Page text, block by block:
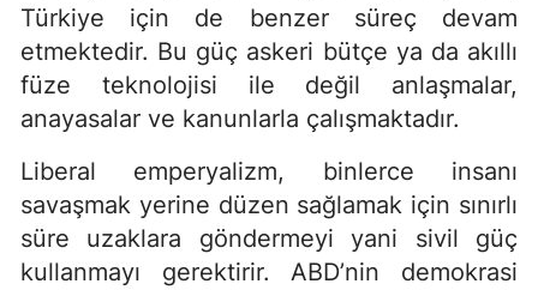
Türkiye için de benzer süreç devam
etmektedir. Bu güç askeri bütçe ya da akıllı
füze teknolojisi ile değil anlaşmalar,
anayasalar ve kanunlarla çalışmaktadır.
Liberal emperyalizm, binlerce insanı
savaşmak yerine düzen sağlamak için sınırlı
süre uzaklara göndermeyi yani sivil güç
kullanmayı gerektirir. ABD’nin demokrasi